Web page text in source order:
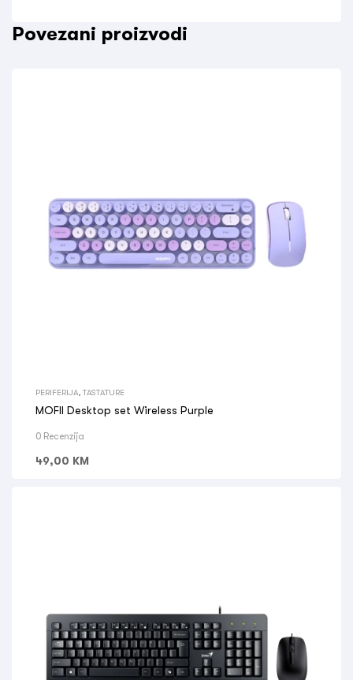
Povezani proizvodi
PERIFERIJA TASTATURE
MOFII Desktop set Wireless Purple
0 Recenzija
49,00 KM